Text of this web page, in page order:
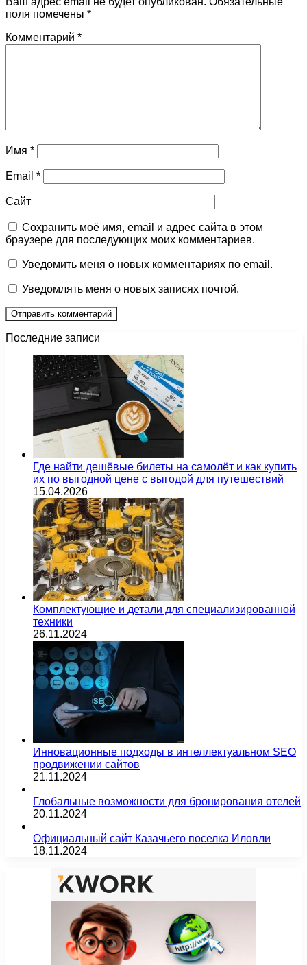
поля помечены *
Комментарий *
Имя *
Email *
Сайт
Сохранить моё имя, email и адрес сайта в этом
браузере для последующих моих комментариев.
Уведомить меня о новых комментариях по email.
Уведомлять меня о новых записях почтой.
Последние записи
Где найти дешёвые билеты на самолёт и как купить
их по выгодной цене с выгодой для путешествий
15.04.2026
Комплектующие и детали для специализированной
техники
26.11.2024
Инновационные подходы в интеллектуальном SEO
продвижении сайтов
21.11.2024
Глобальные возможности для бронирования отелей
20.11.2024
Официальный сайт Казачьего поселка Иловли
18.11.2024